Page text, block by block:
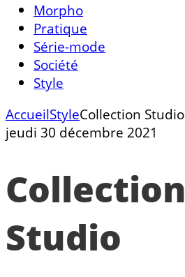
Morpho
Pratique
Série-mode
Société
Style
AccueilStyleCollection Studio
jeudi 30 décembre 2021
Collection
Studio